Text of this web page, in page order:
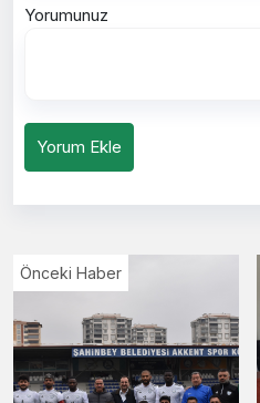
Yorumunuz
Yorum Ekle
Önceki Haber